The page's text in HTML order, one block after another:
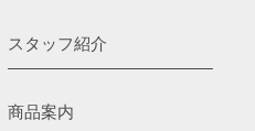
スタッフ紹介
商品案内